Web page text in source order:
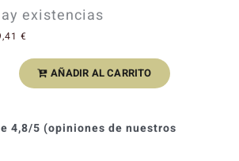
existencias
€
AÑADIR AL CARRITO
4,8/5 (opiniones de nuestros